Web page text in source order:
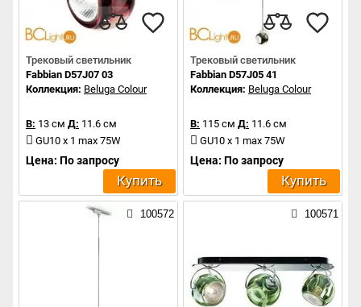
Трековый светильник
Fabbian D57J07 03
Коллекция: Beluga Colour
В: 13 см Д: 11.6 см
GU10 x 1 max 75W
Цена: По запросу
Купить
Трековый светильник
Fabbian D57J05 41
Коллекция: Beluga Colour
В: 115 см Д: 11.6 см
GU10 x 1 max 75W
Цена: По запросу
Купить
100572 100571